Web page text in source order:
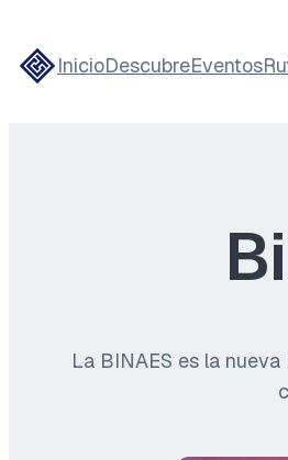
InicioDescubreEventos
La BINAES es la